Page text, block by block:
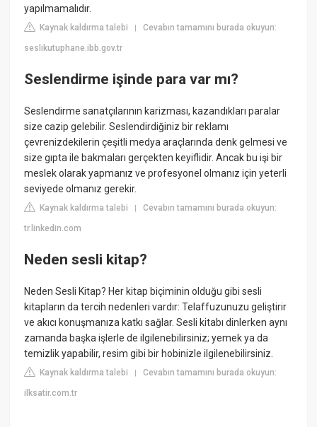
yapılmamalıdır.
Kaynak kaldırma talebi |Cevabın tamamını burada okuyun:
seslikutuphane.ibb.gov.tr
Seslendirme işinde para var mı?
Seslendirme sanatçılarının karizması, kazandıkları paralar
size cazip gelebilir. Seslendirdiğiniz bir reklamı
çevrenizdekilerin çeşitli medya araçlarında denk gelmesi ve
size gıpta ile bakmaları gerçekten keyiflidir. Ancak bu işi bir
meslek olarak yapmanız ve profesyonel olmanız için yeterli
seviyede olmanız gerekir.
Kaynak kaldırma talebi |Cevabın tamamını burada okuyun:
tr.linkedin.com
Neden sesli kitap?
Neden Sesli Kitap? Her kitap biçiminin olduğu gibi sesli
kitapların da tercih nedenleri vardır: Telaffuzunuzu geliştirir
ve akıcı konuşmanıza katkı sağlar. Sesli kitabı dinlerken aynı
zamanda başka işlerle de ilgilenebilirsiniz; yemek ya da
temizlik yapabilir, resim gibi bir hobinizle ilgilenebilirsiniz.
Kaynak kaldırma talebi |Cevabın tamamını burada okuyun:
ilksatir.com.tr